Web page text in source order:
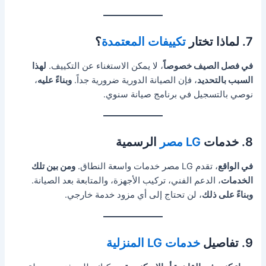
7. لماذا تختار تكييفات المعتمدة؟
في فصل الصيف خصوصاً، لا يمكن الاستغناء عن التكييف. لهذا
السبب بالتحديد، فإن الصيانة الدورية ضرورية جداً.وبناءً عليه،
نوصي بالتسجيل في برنامج صيانة سنوي.
8. خدمات LG مصر الرسمية
في الواقع، تقدم LG مصر خدمات واسعة النطاق.
ومن بين تلك
الخدمات، الدعم الفني، تركيب الأجهزة، والمتابعة بعد الصيانة.
وبناءً على ذلك، لن تحتاج إلى أي مزود خدمة خارجي.
9. تفاصيل خدمات LG المنزلية